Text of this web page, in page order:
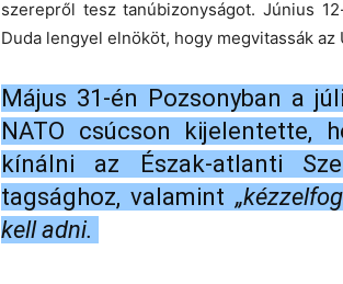
szerepről tesz tanúbizonyságot. Június
Duda lengyel elnököt, hogy megvitassák
Május 31-én Pozsonyban a
NATO csúcson kijelentette,
kínálni az Észak-atlanti
tagsághoz, valamint
kell adni.